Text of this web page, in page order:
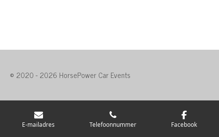
© 2020 - 2026 HorsePower Car Events
E-mailadres Telefoonnummer Facebook